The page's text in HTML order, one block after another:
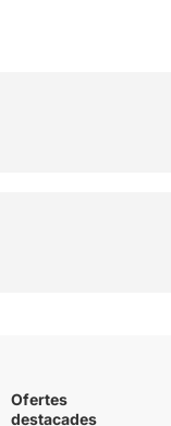
Ofertes
destacades